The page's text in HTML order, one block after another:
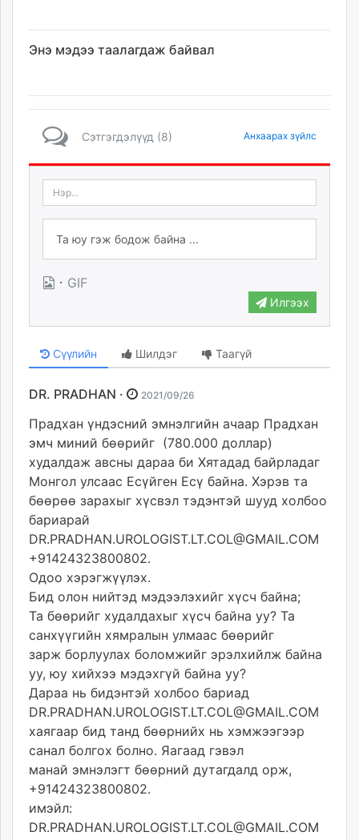
Энэ мэдээ таалагдаж байвал
Сэтгэгдэлүүд (8) Анхаарах зүйлс
· GIF
Илгээх
Сүүлийн Шилдэг Таагүй
DR. PRADHAN · 2021/09/26
Прадхан үндэсний эмнэлгийн ачаар Прадхан
эмч миний бөөрийг (780.000 доллар)
худалдаж авсны дараа би Хятадад байрладаг
Монгол улсаас Есүйген Есү байна. Хэрэв та
бөөрөө зарахыг хүсвэл тэдэнтэй шууд холбоо
бариарай
DR.PRADHAN.UROLOGIST.LT.COL@GMAIL.COM
+91424323800802.
Одоо хэрэгжүүлэх.
Бид олон нийтэд мэдээлэхийг хүсч байна;
Та бөөрийг худалдахыг хүсч байна уу? Та
санхүүгийн хямралын улмаас бөөрийг
зарж борлуулах боломжийг эрэлхийлж байна
уу, юу хийхээ мэдэхгүй байна уу?
Дараа нь бидэнтэй холбоо бариад
DR.PRADHAN.UROLOGIST.LT.COL@GMAIL.COM
хаягаар бид танд бөөрнийх нь хэмжээгээр
санал болгох болно. Яагаад гэвэл
манай эмнэлэгт бөөрний дутагдалд орж,
+91424323800802.
имэйл:
DR.PRADHAN.UROLOGIST.LT.COL@GMAIL.COM